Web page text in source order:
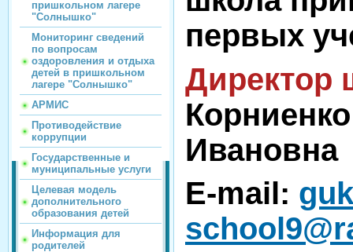
пришкольном лагере
"Солнышко"
Мониторинг сведений
по вопросам
оздоровления и отдыха
детей в пришкольном
лагере "Солнышко"
АРМИС
Противодействие
коррупции
Государственные и
муниципальные услуги
Целевая модель
дополнительного
образования детей
Информация для
родителей
первых
Директор
Ивановна
E-mail: